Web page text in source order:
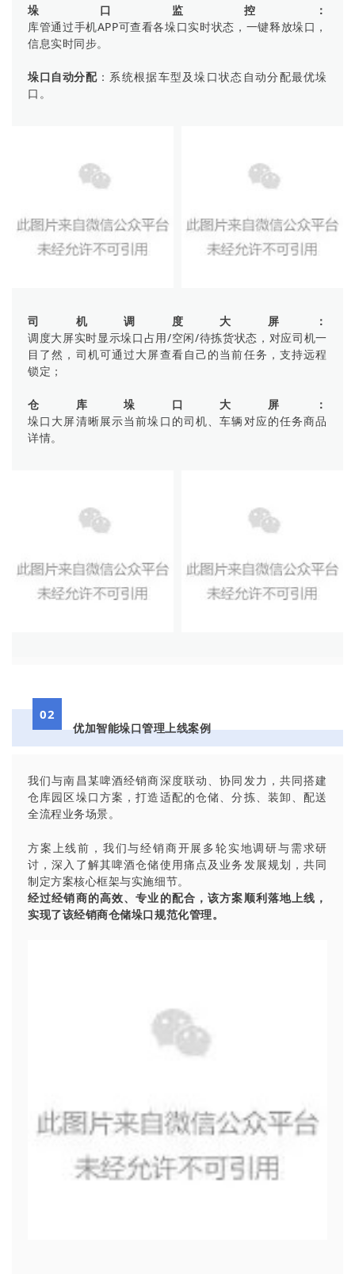
垛口监控：
库管通过手机APP可查看各垛口实时状态，一键释放垛口，
信息实时同步。
垛口自动分配：系统根据车型及垛口状态自动分配最优垛
口。
司机调度大屏：
调度大屏实时显示垛口占用/空闲/待拣货状态，对应司机一
目了然，司机可通过大屏查看自己的当前任务，支持远程
锁定；
仓库垛口大屏：
垛口大屏清晰展示当前垛口的司机、车辆对应的任务商品
详情。
02
优加智能垛口管理上线案例
我们与南昌某啤酒经销商深度联动、协同发力，共同搭建
仓库园区垛口方案，打造适配的仓储、分拣、装卸、配送
全流程业务场景。
方案上线前，我们与经销商开展多轮实地调研与需求研
讨，深入了解其啤酒仓储使用痛点及业务发展规划，共同
制定方案核心框架与实施细节。
经过经销商的高效、专业的配合，该方案顺利落地上线，
实现了该经销商仓储垛口规范化管理。